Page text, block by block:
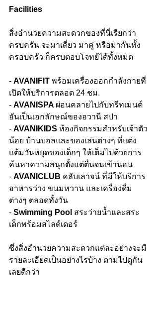
Facilities
สิ่งอำนวยความสะดวกของที่นี่เรียกว่า
ครบครัน จะมาเดี่ยว มาคู่ หรือมากันทั้ง
ครอบครัว ก็ครบตอบโจทย์ได้ทั้งหมด
- AVANIFIT พร้อมเครื่องออกกำลังกายที่
เปิดให้บริการตลอด 24 ชม.
- AVANISPA ผ่อนคลายไปกับทรีทเมนต์
อันเป็นเอกลักษณ์ของอวานี สปา
- AVANIKIDS ห้องกิจกรรมสำหรับเจ้าตัว
น้อย บ้านบอลและของเล่นต่างๆ ที่แต่ง
แต้มวันหยุดของเด็กๆ ให้เต็มไปด้วยการ
ค้นหาความสนุกตั้งแต่ตื่นจนเข้านอน
- AVANICLUB คลับเลาจน์ ที่มีให้บริการ
อาหารว่าง ขนมหวาน และเครื่องดื่ม
ต่างๆ ตลอดทั้งวัน
- Swimming Pool สระว่ายน้ำและสระ
เด็กพร้อมสไลด์เดอร์
ซึ่งสิ่งอำนวยความสะดวกแต่ละอย่างจะมี
รายละเอียดเป็นอย่างไรบ้าง ตามไปดูกัน
เลยดีกว่า